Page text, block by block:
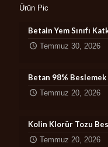
Ürün Pic
Betain Yem Sınıfı
Temmuz 30, 2026
Betan 98%
Temmuz 20, 2026
Kolin Klorür Tozu
Temmuz 20, 2026